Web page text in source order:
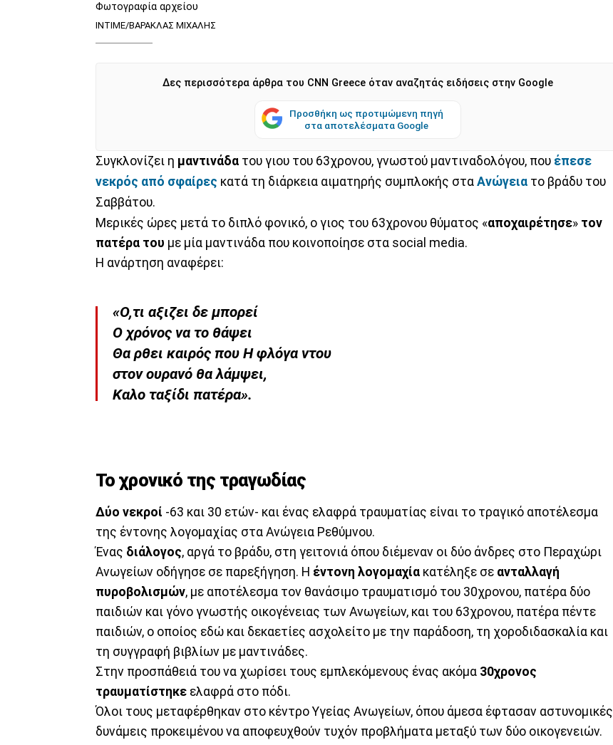
Φωτογραφία αρχείου
ΙΝΤΙΜΕ/ΒΑΡΑΚΛΑΣ ΜΙΧΑΛΗΣ
Δες περισσότερα άρθρα του CNN Greece όταν αναζητάς ειδήσεις στην Google
Προσθήκη ως προτιμώμενη πηγή
στα αποτελέσματα Google
Συγκλονίζει η μαντινάδα του γιου του 63χρονου, γνωστού μαντιναδολόγου, που έπεσε
νεκρός από σφαίρες κατά τη διάρκεια αιματηρής συμπλοκής στα Ανώγεια το βράδυ του
Σαββάτου.
Μερικές ώρες μετά το διπλό φονικό, ο γιος του 63χρονου θύματος «αποχαιρέτησε» τον
πατέρα του με μία μαντινάδα που κοινοποίησε στα social media.
Η ανάρτηση αναφέρει:
«Ο,τι αξιζει δε μπορεί
Ο χρόνος να το θάψει
Θα ρθει καιρός που Η φλόγα ντου
στον ουρανό θα λάμψει,
Καλο ταξίδι πατέρα».
Το χρονικό της τραγωδίας
Δύο νεκροί -63 και 30 ετών- και ένας ελαφρά τραυματίας είναι το τραγικό αποτέλεσμα
της έντονης λογομαχίας στα Ανώγεια Ρεθύμνου.
Ένας διάλογος, αργά το βράδυ, στη γειτονιά όπου διέμεναν οι δύο άνδρες στο Περαχώρι
Ανωγείων οδήγησε σε παρεξήγηση. Η έντονη λογομαχία κατέληξε σε ανταλλαγή
πυροβολισμών, με αποτέλεσμα τον θανάσιμο τραυματισμό του 30χρονου, πατέρα δύο
παιδιών και γόνο γνωστής οικογένειας των Ανωγείων, και του 63χρονου, πατέρα πέντε
παιδιών, ο οποίος εδώ και δεκαετίες ασχολείτο με την παράδοση, τη χοροδιδασκαλία και
τη συγγραφή βιβλίων με μαντινάδες.
Στην προσπάθειά του να χωρίσει τους εμπλεκόμενους ένας ακόμα 30χρονος
τραυματίστηκε ελαφρά στο πόδι.
Όλοι τους μεταφέρθηκαν στο κέντρο Υγείας Ανωγείων, όπου άμεσα έφτασαν αστυνομικές
δυνάμεις προκειμένου να αποφευχθούν τυχόν προβλήματα μεταξύ των δύο οικογενειών.